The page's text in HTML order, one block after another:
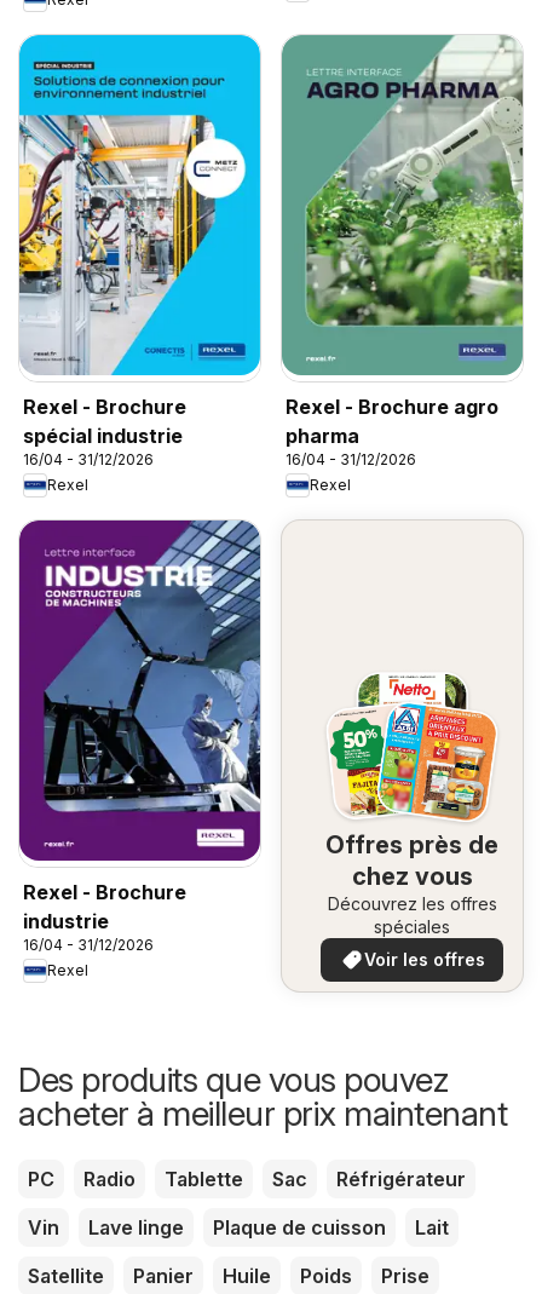
Rexel - Brochure
spécial industrie
16/04 - 31/12/2026
Rexel
Rexel - Brochure agro
pharma
16/04 - 31/12/2026
Rexel
Rexel - Brochure
industrie
16/04 - 31/12/2026
Rexel
Offres près de
chez vous
Découvrez les offres
spéciales
Voir les offres
Des produits que vous pouvez
acheter à meilleur prix maintenant
PC Radio Tablette Sac
Réfrigérateur
Vin
Lave linge Plaque de cuisson
Lait
Satellite
Panier Huile Poids
Prise